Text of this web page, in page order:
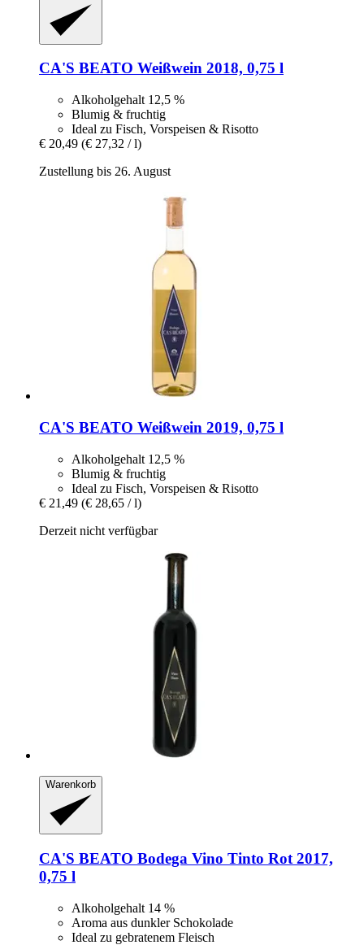
CA'S BEATO Weißwein 2018, 0,75 l
Alkoholgehalt 12,5 %
Blumig & fruchtig
Ideal zu Fisch, Vorspeisen & Risotto
€ 20,49 (€ 27,32 / l)
Zustellung bis 26. August
CA'S BEATO Weißwein 2019, 0,75 l
Alkoholgehalt 12,5 %
Blumig & fruchtig
Ideal zu Fisch, Vorspeisen & Risotto
€ 21,49 (€ 28,65 / l)
Derzeit nicht verfügbar
Warenkorb
CA'S BEATO Bodega Vino Tinto Rot 2017,
0,75 l
Alkoholgehalt 14 %
Aroma aus dunkler Schokolade
Ideal zu gebratenem Fleisch